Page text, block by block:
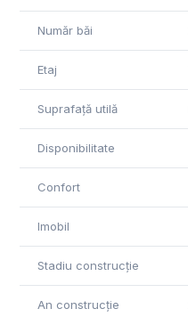
Număr băi
Etaj
Suprafață utilă
Disponibilitate
Confort
Imobil
Stadiu construcție
An construcție